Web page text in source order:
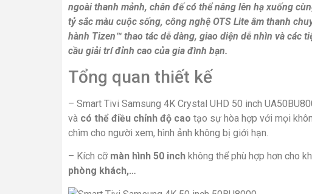
ngoài thanh mảnh, chân đế có thể nâng lên hạ xuống
tỷ sắc màu cuộc sống, công nghệ OTS Lite âm thanh
hành Tizen™ thao tác dễ dàng, giao diện dễ nhìn và các
cầu giải trí đỉnh cao của gia đình bạn.
Tổng quan thiết kế
– Smart Tivi Samsung 4K Crystal UHD 50 inch
và có thể điều chỉnh độ cao tạo sự hòa hợp với mọi
chìm cho người xem, hình ảnh không bị giới hạn.
– Kích cỡ màn hình 50 inch không thể phù hợp hơn cho
phòng khách,…